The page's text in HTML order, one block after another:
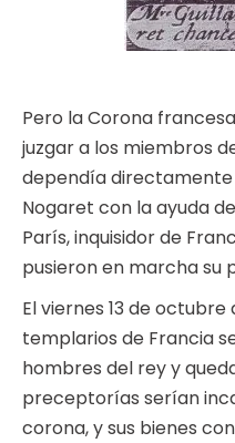
Pero la Corona
juzgar a los miembros
dependía directamente
Nogaret con la ayuda
París, inquisidor de
pusieron en marcha su
El viernes 13 de octubre
templarios de Francia
hombres del rey y
preceptorías serían
corona, y sus bienes